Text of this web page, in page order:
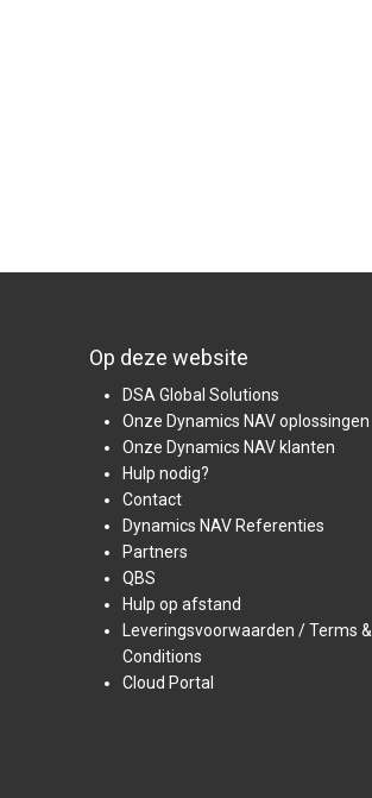
Op deze website
DSA Global Solutions
Onze Dynamics NAV oplossingen
Onze Dynamics NAV klanten
Hulp nodig?
Contact
Dynamics NAV Referenties
Partners
QBS
Hulp op afstand
Leveringsvoorwaarden / Terms &
Conditions
Cloud Portal